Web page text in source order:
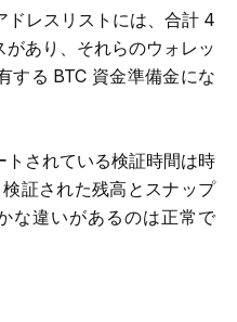
ドレスリストには、合計 4
あり、それらのウォレッ
する BTC 資金準備金にな
されている検証時間は時
証された残高とスナップ
な違いがあるのは正常で